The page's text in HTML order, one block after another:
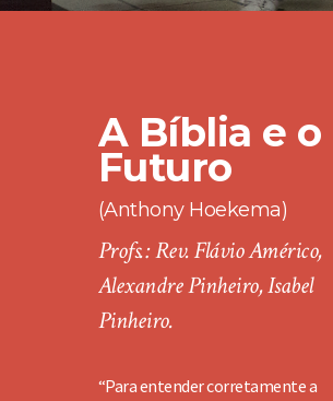
A Bíblia e o
Futuro
(Anthony Hoekema)
Profs.: Rev. Flávio Américo,
Alexandre Pinheiro, Isabel
Pinheiro.
“Para entender corretamente a